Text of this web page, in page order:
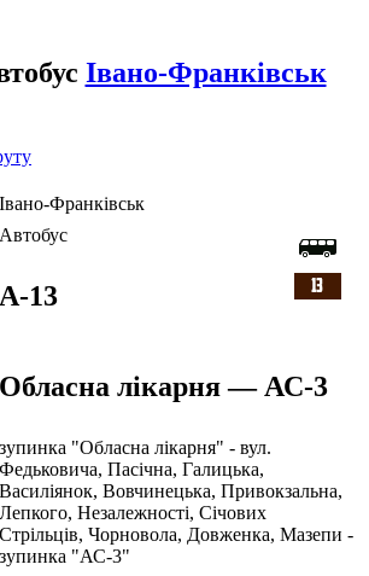
Івано-Франківськ
Івано-Франківськ
Автобус
A-13
Обласна лікарня — АС-3
зупинка "Обласна лікарня" - вул.
Федьковича, Пасічна, Галицька,
Василіянок, Вовчинецька, Привокзальна,
Лепкого, Незалежності, Січових
Стрільців, Чорновола, Довженка, Мазепи -
зупинка "АС-3"